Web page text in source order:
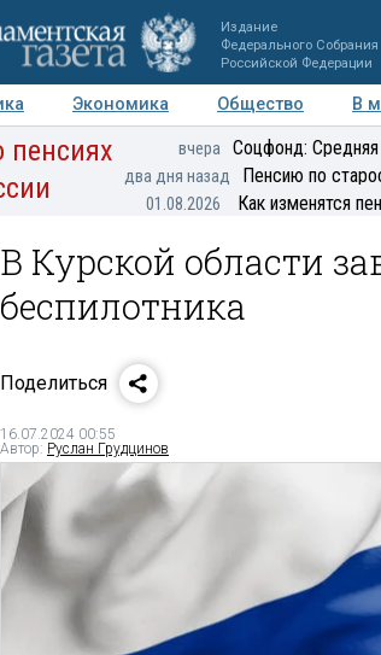
Издание
Федерального Собрания
Российской Федерации
Экономика Общество В
Персоны Мнения Регионы
пенсиях
вчера Соцфонд: Средняя
два дня назад Пенсию по
01.08.2026 Как изменятся
В Курской области
беспилотника
Поделиться
16.07.2024 00:55
Автор: Руслан Грудцинов